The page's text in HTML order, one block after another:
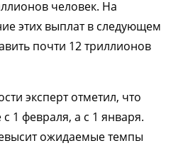
человек. На
этих выплат в следующем
почти 12 триллионов
эксперт отметил, что
1 февраля, а с 1 января.
ожидаемые темпы